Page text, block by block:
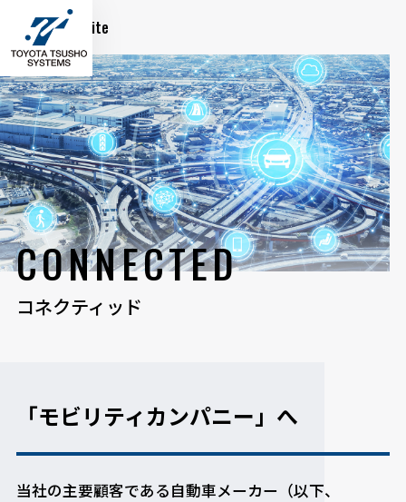
Global Site
CONNECTED
コネクティッド
「モビリティカンパニー」へ
当社の主要顧客である自動車メーカー（以下、